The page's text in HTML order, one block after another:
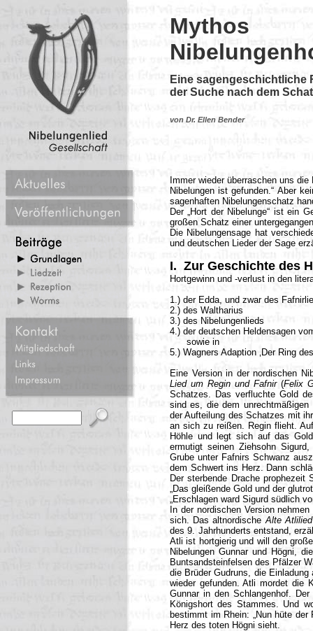
Mythos
Eine sagengeschichtliche
der Suche nach dem
von Dr. Ellen Bender
Immer wieder überraschen uns
Nibelungen ist gefunden.“ Aber
sagenhaften Nibelungenschatz
Der „Hort der Nibelunge“ ist ein
großen Schatz einer
Die Nibelungensage hat
und deutschen Lieder der Sage
I. Zur Geschichte des
Hortgewinn und -verlust in den
1.) der Edda, und zwar des
2.) des Waltharius
3.) des Nibelungenlieds
4.) der deutschen Heldensagen
sowie in
5.) Wagners Adaption ‚Der Ring
Eine Version in der nordischen
Lied um Regin und Fafnir(Felix
Schatzes. Das verfluchte Gold
sind es, die dem
der Aufteilung des Schatzes mit
an sich zu reißen. Regin flieht.
Höhle und legt sich auf das
ermutigt seinen Ziehsohn
Grube unter Fafnirs Schwanz
dem Schwert ins Herz. Dann
Der sterbende Drache
„Das gleißende Gold und der
„Erschlagen ward Sigurd südlich
In der nordischen Version
sich. Das altnordischeAlte Atlilied
des 9. Jahrhunderts entstand,
Atli ist hortgierig und will den
Nibelungen Gunnar und Högni,
Buntsandsteinfelsen des Pfälzer
die Brüder Gudruns, die
wieder gefunden. Atli mordet die
Gunnar in den Schlangenhof.
Königshort des Stammes. Und
bestimmt im Rhein: „Nun hüte
Herz des toten Högni sieht.